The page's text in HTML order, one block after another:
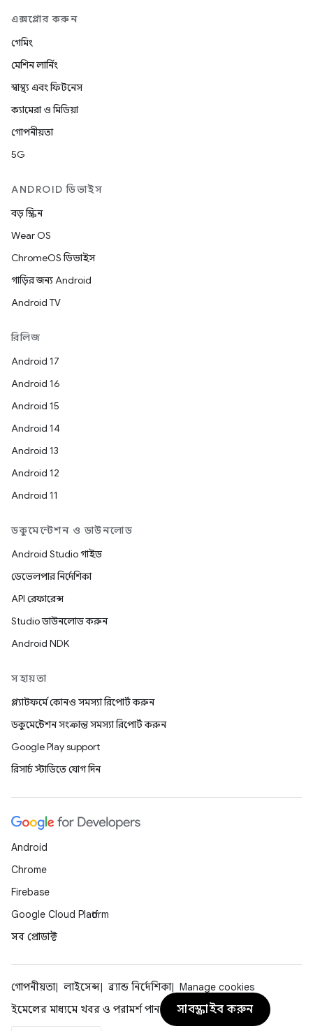
এক্সপ্লোর করুন
গেমিং
মেশিন লার্নিং
স্বাস্থ্য এবং ফিটনেস
ক্যামেরা ও মিডিয়া
গোপনীয়তা
5G
ANDROID ডিভাইস
বড় স্ক্রিন
Wear OS
ChromeOS ডিভাইস
গাড়ির জন্য Android
Android TV
রিলিজ
Android 17
Android 16
Android 15
Android 14
Android 13
Android 12
Android 11
ডকুমেন্টেশন ও ডাউনলোড
Android Studio গাইড
ডেভেলপার নির্দেশিকা
API রেফারেন্স
Studio ডাউনলোড করুন
Android NDK
সহায়তা
প্ল্যাটফর্মে কোনও সমস্যা রিপোর্ট করুন
ডকুমেন্টেশন সংক্রান্ত সমস্যা রিপোর্ট করুন
Google Play support
রিসার্চ স্টাডিতে যোগ দিন
Android
Chrome
Firebase
Google Cloud Platform
সব প্রোডাক্ট
গোপনীয়তা লাইসেন্স ব্র্যান্ড নির্দেশিকা
Manage cookies
ইমেলের মাধ্যমে খবর ও পরামর্শ পান
সাবস্ক্রাইব করুন